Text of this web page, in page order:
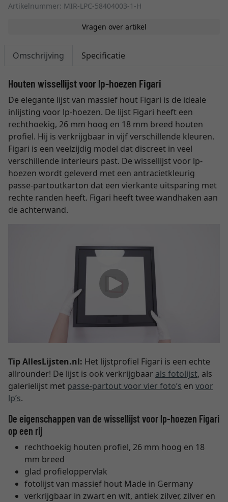
Artikelnummer: MIR-LPC-58404003-1-H
Vragen over artikel
Omschrijving Specificatie
Houten wissellijst voor lp-hoezen Figari
De elegante lijst van massief hout Figari is de ideale
inlijsting voor lp-hoezen. De lijst Figari heeft een
rechthoekig, 26 mm hoog en 18 mm breed houten
profiel. Hij is verkrijgbaar in vijf verschillende kleuren.
Figari is een veelzijdig model dat discreet in veel
verschillende interieurs past. De wissellijst voor lp-
hoezen wordt geleverd met een antracietkleurig
passe-partoutkarton dat een vierkante uitsparing met
rechte randen heeft. Figari heeft twee wandhaken aan
de achterwand.
Tip AllesLijsten.nl: Het lijstprofiel Figari is een echte
allrounder! De lijst is ook verkrijgbaar als fotolijst, als
galerielijst met passe-partout voor vier foto’s en voor
lp’s.
De eigenschappen van de wissellijst voor lp-hoezen Figari
op een rij
rechthoekig houten profiel, 26 mm hoog en 18
mm breed
glad profieloppervlak
fotolijst van massief hout Made in Germany
verkrijgbaar in zwart en wit, antiek zilver, zilver en